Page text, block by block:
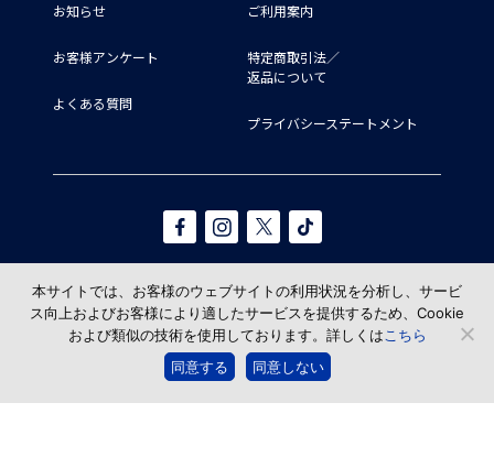
お知らせ
お客様アンケート
よくある質問
ご利用案内
特定商取引法／
返品について
プライバシーステートメント
© TAKAHASHI SHOTEN All Rights reserved.
本サイトでは、お客様のウェブサイトの利用状況を分析し、サービ
ス向上およびお客様により適したサービスを提供するため、Cookie
および類似の技術を使用しております。詳しくは こちら
同意する
同意しない